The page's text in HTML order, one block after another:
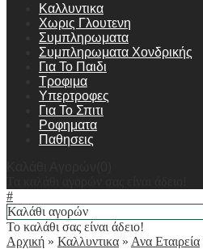
Καλλυντικα
Χωρις Γλουτενη
Συμπληρωματα
Συμπληρωματα Χονδρικής
Για Το Παιδι
Τροφιμα
Υπερτροφες
Για Το Σπιτι
Ροφηματα
Παθησεις
#
Καλάθι αγορών
Το καλάθι σας είναι άδειο!
Αρχική » Καλλυντικα » Ανα Εταιρεία